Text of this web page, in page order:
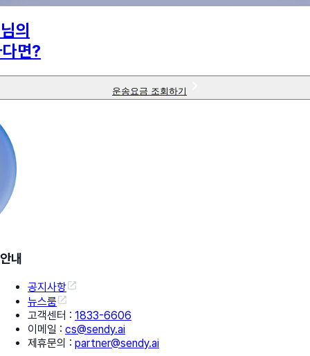
님의
면?
운송요금 조회하기
안내
공지사항
뉴스룸
고객센터 : 1833-6606
이메일 : cs@sendy.ai
제휴문의 : partner@sendy.ai